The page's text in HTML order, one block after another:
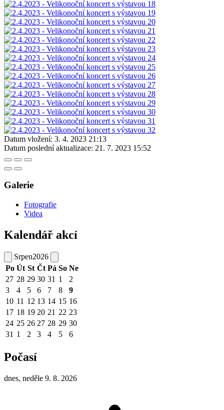
Datum vložení: 3. 4. 2023 21:13
Datum poslední aktualizace: 21. 7. 2023 15:52
Galerie
Fotografie
Videa
Kalendář akcí
Srpen2026
Po Út St Čt Pá So Ne
27 28 29 30 31 1
2
3
4 5 6 7 8
9
10 11 12 13 14 15 16
17 18 19 20 21 22 23
24 25 26 27 28 29 30
31 1 2 3 4 5 6
Počasí
dnes, neděle 9. 8. 2026